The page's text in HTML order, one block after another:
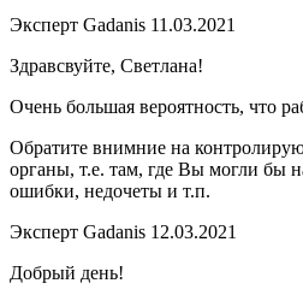
Эксперт Gadanis 11.03.2021
Здравсвуйте, Светлана!
Очень большая вероятность, что
Обратите внимние на
органы, т.е. там, где Вы могли бы
ошибки, недочеты и т.п.
Эксперт Gadanis 12.03.2021
Добрый день!